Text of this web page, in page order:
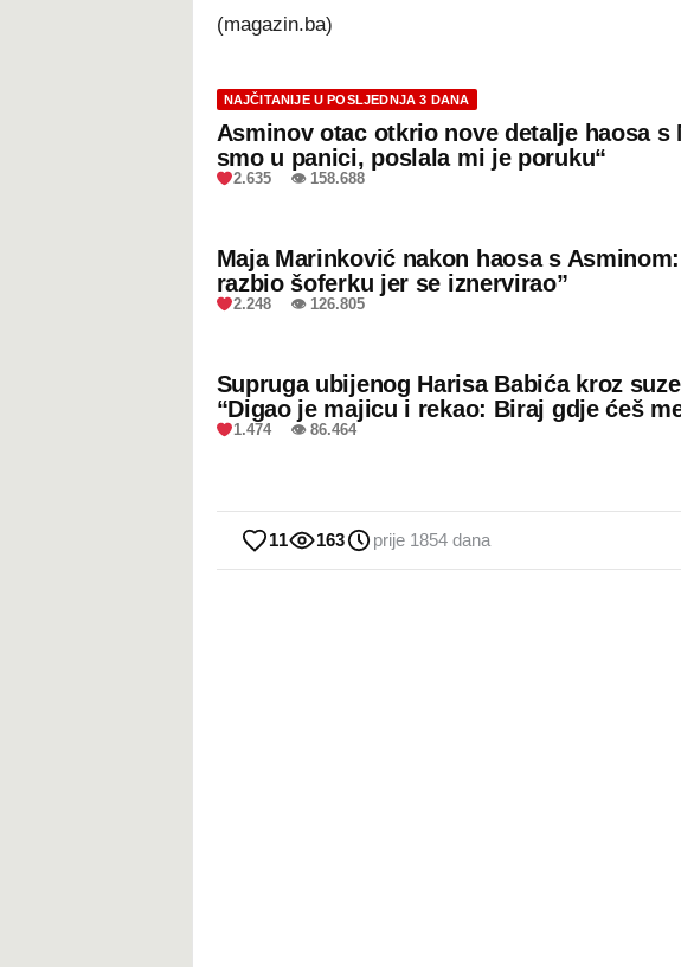
(magazin.ba)
NAJČITANIJE U POSLJEDNJA 3 DANA
Asminov otac otkrio nove detalje haosa s
smo u panici, poslala mi je poruku“
2.635 👁 158.688
Maja Marinković nakon haosa s
razbio šoferku jer se iznervirao”
2.248 👁 126.805
Supruga ubijenog Harisa Babića kroz
“Digao je majicu i rekao: Biraj gdje ćeš
1.474 👁 86.464
11 163 prije 1854 dana